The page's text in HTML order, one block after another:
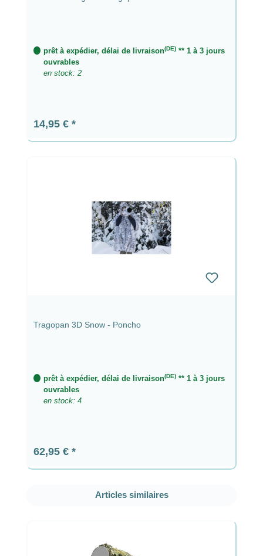
prêt à expédier, délai de livraison(DE)** 1 à 3 jours
ouvrables
en stock: 2
Prix régulier :
14,95 €
Tragopan 3D Snow - Poncho
prêt à expédier, délai de livraison(DE)** 1 à 3 jours
ouvrables
en stock: 4
Prix régulier :
62,95 €
Ignorer la galerie de produits
Articles similaires